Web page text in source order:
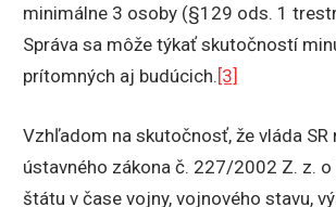
minimálne 3 osoby (§129 ods. 1
Správa sa môže týkať skutočností
prítomných aj budúcich. [3]
Vzhľadom na skutočnosť, že vláda SR
ústavného zákona č. 227/2002 Z. z.
štátu v čase vojny, vojnového stavu,